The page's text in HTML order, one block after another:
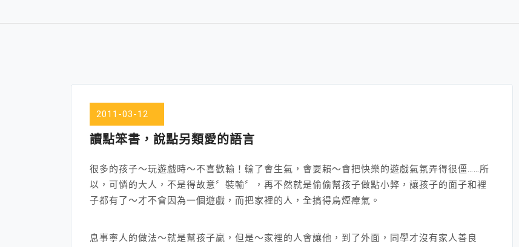
2011-03-12
讀點笨書，說點另類愛的語言
很多的孩子～玩遊戲時～不喜歡輸！輸了會生氣，會耍賴～會把快樂的遊戲氣氛弄得很僵……所
以，可憐的大人，不是得故意〞裝輸〞，再不然就是偷偷幫孩子做點小弊，讓孩子的面子和裡
子都有了～才不會因為一個遊戲，而把家裡的人，全搞得烏煙瘴氣。
息事寧人的做法～就是幫孩子贏，但是～家裡的人會讓他，到了外面，同學才沒有家人善良